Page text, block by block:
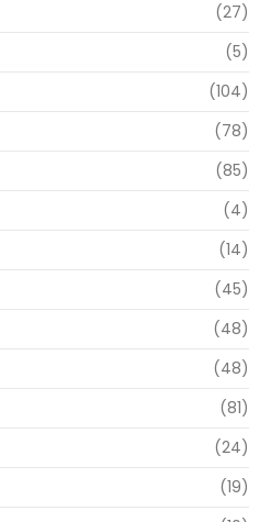
(27)
(5)
(104)
(78)
(85)
(4)
(14)
(45)
(48)
(48)
(81)
(24)
(19)